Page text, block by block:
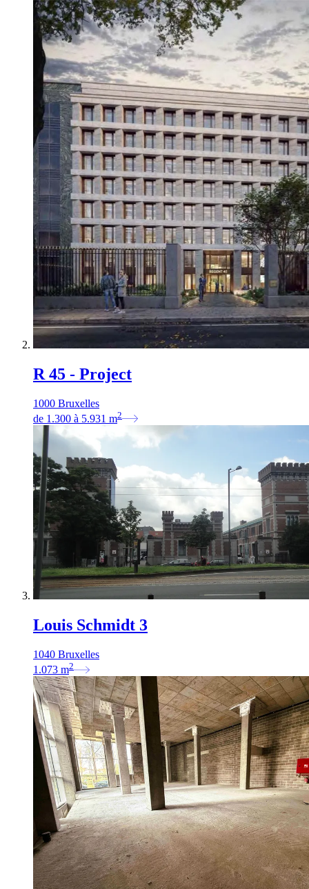
R 45 - Project
1000 Bruxelles
de 1.300 à 5.931 m2
Louis Schmidt 3
1040 Bruxelles
1.073 m2